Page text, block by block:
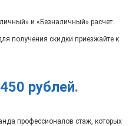
и «Безналичный» расчет.
получения скидки приезжайте к
450 рублей.
профессионалов стаж, которых